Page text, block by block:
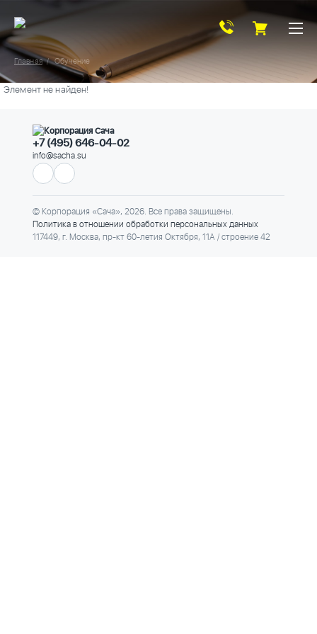
Главная Обучение
Элемент не найден!
+7 (495) 646-04-02
info@sacha.su
© Корпорация «Сача», 2026. Все права защищены.
Политика в отношении обработки персональных данных
117449, г. Москва, пр-кт 60-летия Октября, 11А / строение 42